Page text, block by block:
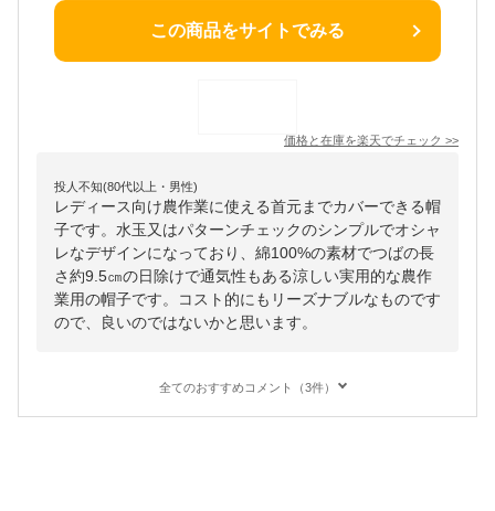
この商品をサイトでみる
価格と在庫を楽天でチェック >>
投人不知(80代以上・男性)
レディース向け農作業に使える首元までカバーできる帽
子です。水玉又はパターンチェックのシンプルでオシャ
レなデザインになっており、綿100%の素材でつばの長
さ約9.5㎝の日除けで通気性もある涼しい実用的な農作
業用の帽子です。コスト的にもリーズナブルなものです
ので、良いのではないかと思います。
全てのおすすめコメント（3件）